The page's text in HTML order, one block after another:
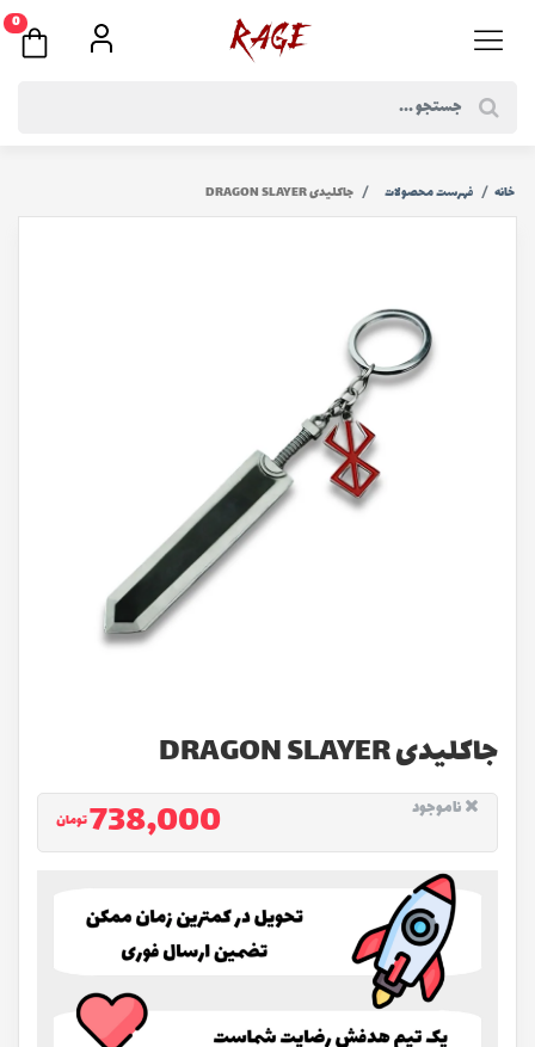
0
خانه فهرست محصولات جاکلیدی DRAGON SLAYER
جاکلیدی DRAGON SLAYER
ناموجود 738,000تومان